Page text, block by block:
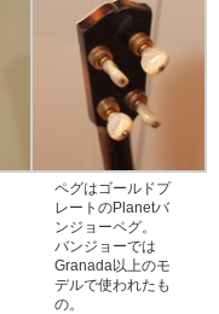
ペグはゴールドプ
レートのPlanetバ
ンジョーペグ。
バンジョーでは
Granada以上のモ
デルで使われたも
の。